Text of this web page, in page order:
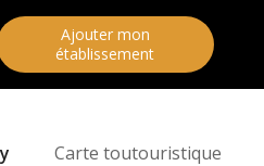
Ajouter mon
établissement
Carte toutouristique